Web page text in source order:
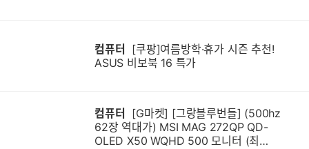
컴퓨터
ASUS 비보북 16 특가
컴퓨터
62장 역대가) MSI MAG 272QP QD-
OLED X50 WQHD 500 모니터 (최